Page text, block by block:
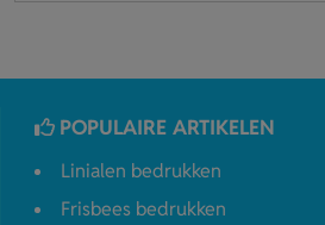
POPULAIRE ARTIKELEN
Linialen bedrukken
Frisbees bedrukken